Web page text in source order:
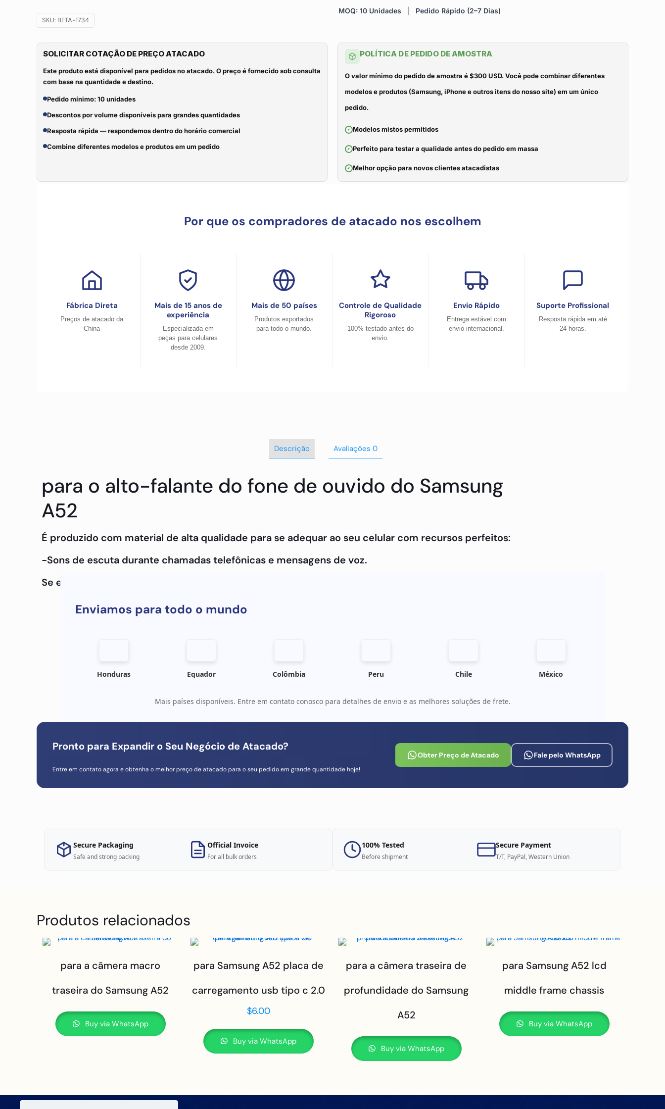
SKU: BETA-1734
MOQ: 10 Unidades Pedido Rápido (2–7 Dias)
SOLICITAR COTAÇÃO DE PREÇO ATACADO
Este produto está disponível para pedidos no atacado. O preço é fornecido sob consulta
com base na quantidade e destino.
Pedido mínimo: 10 unidades
Descontos por volume disponíveis para grandes quantidades
Resposta rápida — respondemos dentro do horário comercial
Combine diferentes modelos e produtos em um pedido
POLÍTICA DE PEDIDO DE AMOSTRA
O valor mínimo do pedido de amostra é $300 USD. Você pode combinar diferentes
modelos e produtos (Samsung, iPhone e outros itens do nosso site) em um único
pedido.
Modelos mistos permitidos
Perfeito para testar a qualidade antes do pedido em massa
Melhor opção para novos clientes atacadistas
Por que os compradores de atacado nos escolhem
Fábrica Direta
Preços de atacado da
China
Mais de 15 anos de
experiência
Especializada em
peças para celulares
desde 2009.
Mais de 50 países
Produtos exportados
para todo o mundo.
Controle de Qualidade
Rigoroso
100% testado antes do
envio.
Envio Rápido
Entrega estável com
envio internacional.
Suporte Profissional
Resposta rápida em até
24 horas.
Descrição Avaliações 0
para o alto-falante do fone de ouvido do Samsung
A52
É produzido com material de alta qualidade para se adequar ao seu celular com recursos perfeitos:
-Sons de escuta durante chamadas telefônicas e mensagens de voz.
Se estiver interessado em saber mais sobre nossos incríveis produtos, entre em contato conosco.
Enviamos para todo o mundo
Honduras Equador Colômbia Peru Chile México
Mais países disponíveis. Entre em contato conosco para detalhes de envio e as melhores soluções de frete.
Pronto para Expandir o Seu Negócio de Atacado?
Entre em contato agora e obtenha o melhor preço de atacado para o seu pedido em grande quantidade hoje!
Obter Preço de Atacado Fale pelo WhatsApp
Secure Packaging
Safe and strong packing
Official Invoice
For all bulk orders
100% Tested
Before shipment
Secure Payment
T/T, PayPal, Western Union
Produtos relacionados
para a câmera macro
traseira do Samsung A52
Buy via WhatsApp
para Samsung A52 placa de
carregamento usb tipo c 2.0
$6.00
Buy via WhatsApp
para a câmera traseira de
profundidade do Samsung
A52
Buy via WhatsApp
para Samsung A52 lcd
middle frame chassis
Buy via WhatsApp